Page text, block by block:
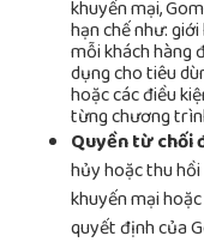
khuyến mại,
hạn chế như:
mỗi khách hàng
dụng cho tiêu
hoặc các điều
từng chương
Quyền từ chối
hủy hoặc thu
khuyến mại
quyết định của